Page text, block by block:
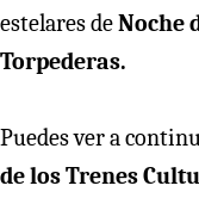
estelares deNoche
Torpederas.
Puedes ver a
de los Trenes